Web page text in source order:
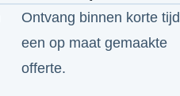
Ontvang binnen korte tijd
een op maat gemaakte
offerte.